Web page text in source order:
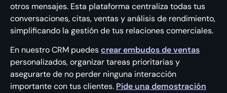
otros mensajes. Esta plataforma centraliza todas tus
conversaciones, citas, ventas y análisis de rendimiento,
simplificando la gestión de tus relaciones comerciales.
En nuestro CRM puedescrear embudos de ventas
personalizados, organizar tareas prioritarias y
asegurarte de no perder ninguna interacción
importante con tus clientes. Pide una demostración